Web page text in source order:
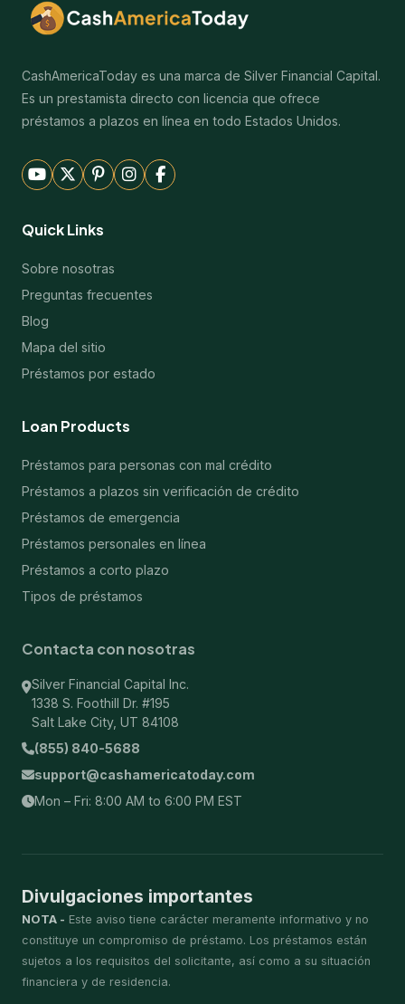
CashAmericaToday es una marca de Silver Financial Capital.
Es un prestamista directo con licencia que ofrece
préstamos a plazos en línea en todo Estados Unidos.
Quick Links
Sobre nosotras
Preguntas frecuentes
Blog
Mapa del sitio
Préstamos por estado
Loan Products
Préstamos para personas con mal crédito
Préstamos a plazos sin verificación de crédito
Préstamos de emergencia
Préstamos personales en línea
Préstamos a corto plazo
Tipos de préstamos
Contacta con nosotras
Silver Financial Capital Inc.
1338 S. Foothill Dr. #195
Salt Lake City, UT 84108
(855) 840-5688
support@cashamericatoday.com
Mon – Fri: 8:00 AM to 6:00 PM EST
Divulgaciones importantes
NOTA - Este aviso tiene carácter meramente informativo y no
constituye un compromiso de préstamo. Los préstamos están
sujetos a los requisitos del solicitante, así como a su situación
financiera y de residencia.